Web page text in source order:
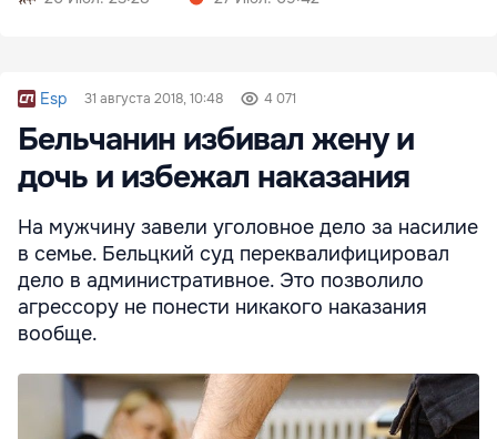
Esp 31 августа 2018, 10:48 4 071
Бельчанин избивал жену и
дочь и избежал наказания
На мужчину завели уголовное дело за насилие
в семье. Бельцкий суд переквалифицировал
дело в административное. Это позволило
агрессору не понести никакого наказания
вообще.